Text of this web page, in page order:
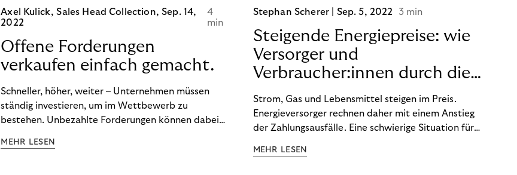
Axel Kulick, Sales Head Collection,Sep. 14,
2022
4
min
Offene Forderungen
verkaufen einfach gemacht.
Schneller, höher, weiter – Unternehmen müssen
ständig investieren, um im Wettbewerb zu
bestehen. Unbezahlte Forderungen können dabei
leiden. Und die Kosten für das
MEHR LESEN
Stephan Scherer | Sep. 5, 2022 3 min
Steigende Energiepreise: wie
Versorger und
Verbraucher:innen durch die
Krise kommen.
Strom, Gas und Lebensmittel steigen im Preis.
Energieversorger rechnen daher mit einem Anstieg
der Zahlungsausfälle. Eine schwierige Situation für
MEHR LESEN